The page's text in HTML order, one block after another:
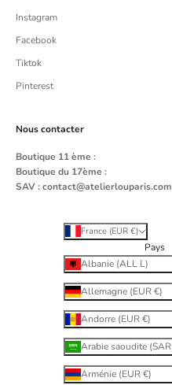
Instagram
Facebook
Tiktok
Pinterest
Nous contacter
Boutique 11 ème :
Boutique du 17ème :
SAV :contact@atelierlouparis.com
France (EUR €)
Pays
Albanie (ALL L)
Allemagne (EUR €)
Andorre (EUR €)
Arménie (EUR €)